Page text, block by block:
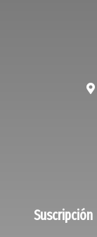
Suscripción